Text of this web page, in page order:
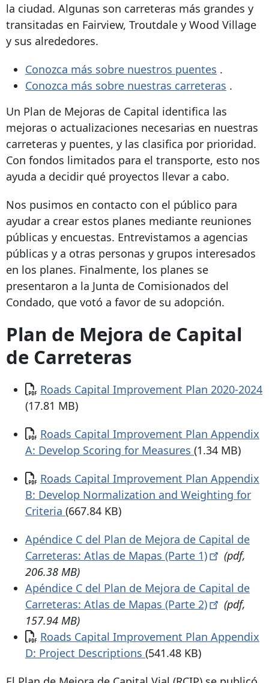
la ciudad. Algunas son carreteras más grandes y
transitadas en Fairview, Troutdale y Wood Village
y sus alrededores.
Conozca más sobre nuestros puentes .
Conozca más sobre nuestras carreteras .
Un Plan de Mejoras de Capital identifica las
mejoras o actualizaciones necesarias en nuestras
carreteras y puentes, y las clasifica por prioridad.
Con fondos limitados para el transporte, esto nos
ayuda a decidir qué proyectos llevar a cabo.
Nos pusimos en contacto con el público para
ayudar a crear estos planes mediante reuniones
públicas y encuestas. Entrevistamos a agencias
públicas y a otras personas y grupos interesados ​​
en los planes. Finalmente, los planes se
presentaron a la Junta de Comisionados del
Condado, que votó a favor de su adopción.
Plan de Mejora de Capital
de Carreteras
Documento
Roads Capital Improvement Plan 2020-2024
(17.81 MB)
Documento
Roads Capital Improvement Plan Appendix
A: Develop Scoring for Measures (1.34 MB)
Documento
Roads Capital Improvement Plan Appendix
B: Develop Normalization and Weighting for
Criteria (667.84 KB)
Apéndice C del Plan de Mejora de Capital de
Carreteras: Atlas de Mapas (Parte 1)
(pdf,
206.38 MB)
Apéndice C del Plan de Mejora de Capital de
Carreteras: Atlas de Mapas (Parte 2)
(pdf,
157.94 MB)
Documento
Roads Capital Improvement Plan Appendix
D: Project Descriptions (541.48 KB)